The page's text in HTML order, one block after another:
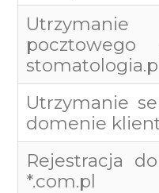
Utrzymanie
domenie
Rejestracja
*.com.pl